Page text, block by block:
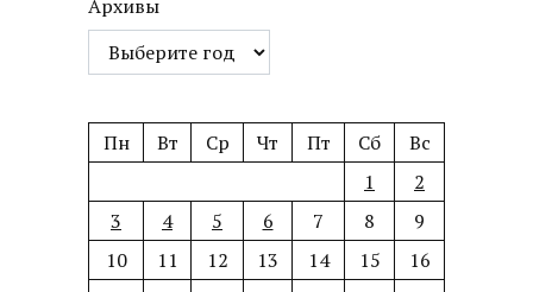
Архивы
Пн Вт Ср Чт Пт Сб
Вс
1
2
3
4 5 6 7 8
9
10
11 12 13 14 15
16